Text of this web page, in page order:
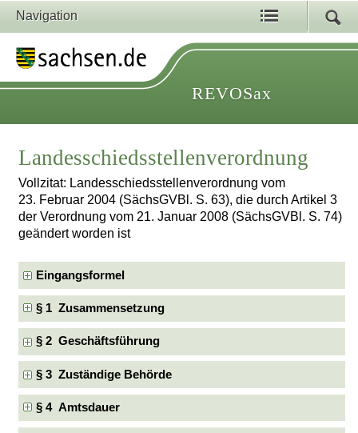
Navigation
REVOSax
Landesschiedsstellenverordnung
Vollzitat: Landesschiedsstellenverordnung vom
23. Februar 2004 (SächsGVBl. S. 63), die durch Artikel 3
der Verordnung vom 21. Januar 2008 (SächsGVBl. S. 74)
geändert worden ist
Eingangsformel
§ 1 Zusammensetzung
§ 2 Geschäftsführung
§ 3 Zuständige Behörde
§ 4 Amtsdauer